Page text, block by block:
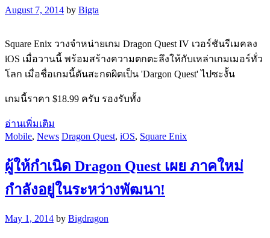
August 7, 2014 by Bigta
Square Enix วางจำหน่ายเกม Dragon Quest IV เวอร์ชันรีเมคลง
iOS เมื่อวานนี้ พร้อมสร้างความตกตะลึงให้กับเหล่าเกมเมอร์ทั่ว
โลก เมื่อชื่อเกมนี้ดันสะกดผิดเป็น 'Dargon Quest' ไปซะงั้น
เกมนี้ราคา $18.99 ครับ รองรับทั้ง
อ่านเพิ่มเติม
Mobile, News Dragon Quest, iOS, Square Enix
ผู้ให้กำเนิด Dragon Quest เผย ภาคใหม่
กำลังอยู่ในระหว่างพัฒนา!
May 1, 2014 by Bigdragon